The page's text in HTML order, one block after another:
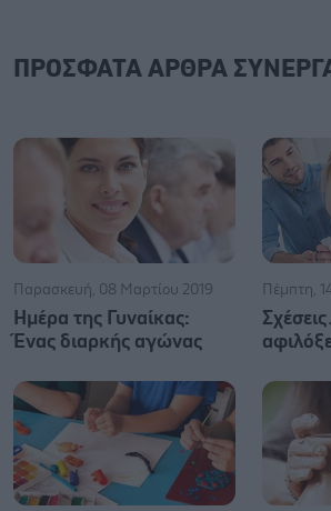
ΠΡΟΣΦΑΤΑ ΑΡΘΡΑ
Παρασκευή, 08 Μαρτίου 2019
Ημέρα της Γυναίκας:
Ένας διαρκής αγώνας
Πέμπτη,